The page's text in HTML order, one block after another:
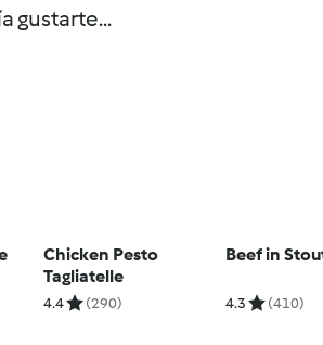
gustarte...
Chicken Pesto
Tagliatelle
4.4 (290)
Beef in
4.3 (410)